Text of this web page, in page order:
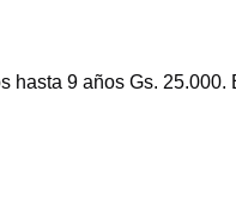
hasta 9 años Gs.